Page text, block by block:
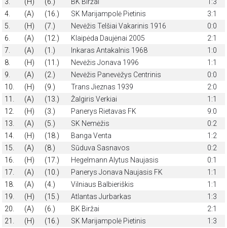
4.
(A) (16.) SK Marijampolė Pietinis
3:1
5.
(H) (7.) Nevėžis Telšiai Vakarinis 1916
0:0
6.
(A) (12.) Klaipėda Daujėnai 2005
2:1
7.
(A) (1.) Inkaras Antakalnis 1968
1:0
8.
(H) (11.) Nevėžis Jonava 1996
1:1
9.
(A) (2.) Nevėžis Panevėžys Centrinis
0:0
10.
(H) (9.) Trans Jieznas 1939
2:0
11.
(A) (13.) Žalgiris Verkiai
1:1
12.
(H) (3.) Panerys Rietavas FK
9:0
13.
(A) (5.) SK Nemėžis
0:2
14.
(H) (18.) Banga Venta
1:2
15.
(A) (8.) Sūduva Sasnavos
0:2
16.
(H) (17.) Hegelmann Alytus Naujasis
0:1
17.
(A) (10.) Panerys Jonava Naujasis FK
1:1
18.
(A) (4.) Vilniaus Balbieriškis
1:1
19.
(H) (15.) Atlantas Jurbarkas
1:3
20.
(A) (6.) BK Biržai
2:1
21.
(H) (16.) SK Marijampolė Pietinis
1:3